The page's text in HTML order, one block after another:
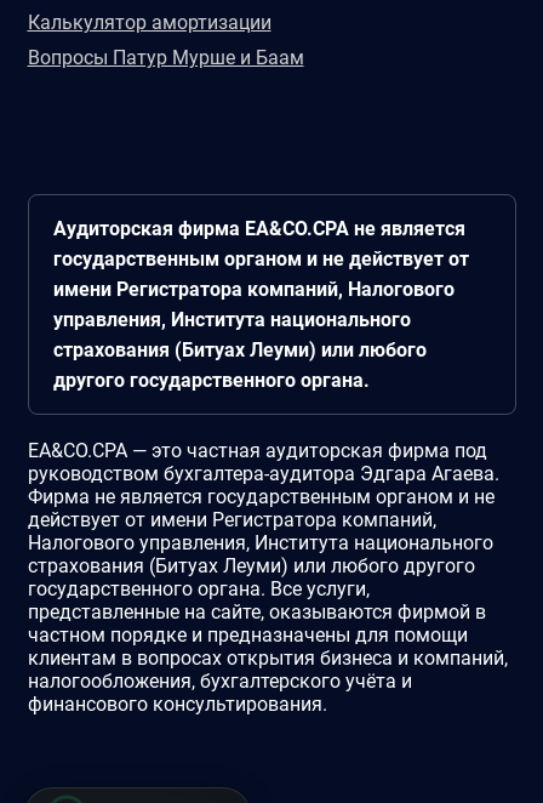
Калькулятор амортизации
Вопросы Патур Мурше и Баам
Аудиторская фирма EA&CO.CPA не является
государственным органом и не действует от
имени Регистратора компаний, Налогового
управления, Института национального
страхования (Битуах Леуми) или любого
другого государственного органа.
EA&CO.CPA — это частная аудиторская фирма под
руководством бухгалтера-аудитора Эдгара Агаева.
Фирма не является государственным органом и не
действует от имени Регистратора компаний,
Налогового управления, Института национального
страхования (Битуах Леуми) или любого другого
государственного органа. Все услуги,
представленные на сайте, оказываются фирмой в
частном порядке и предназначены для помощи
клиентам в вопросах открытия бизнеса и компаний,
налогообложения, бухгалтерского учёта и
финансового консультирования.